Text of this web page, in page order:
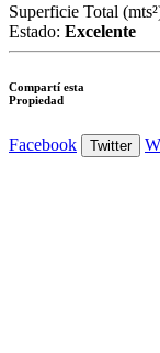
Superficie Total
Estado: Excelente
Compartí esta
Propiedad
Facebook Twitter